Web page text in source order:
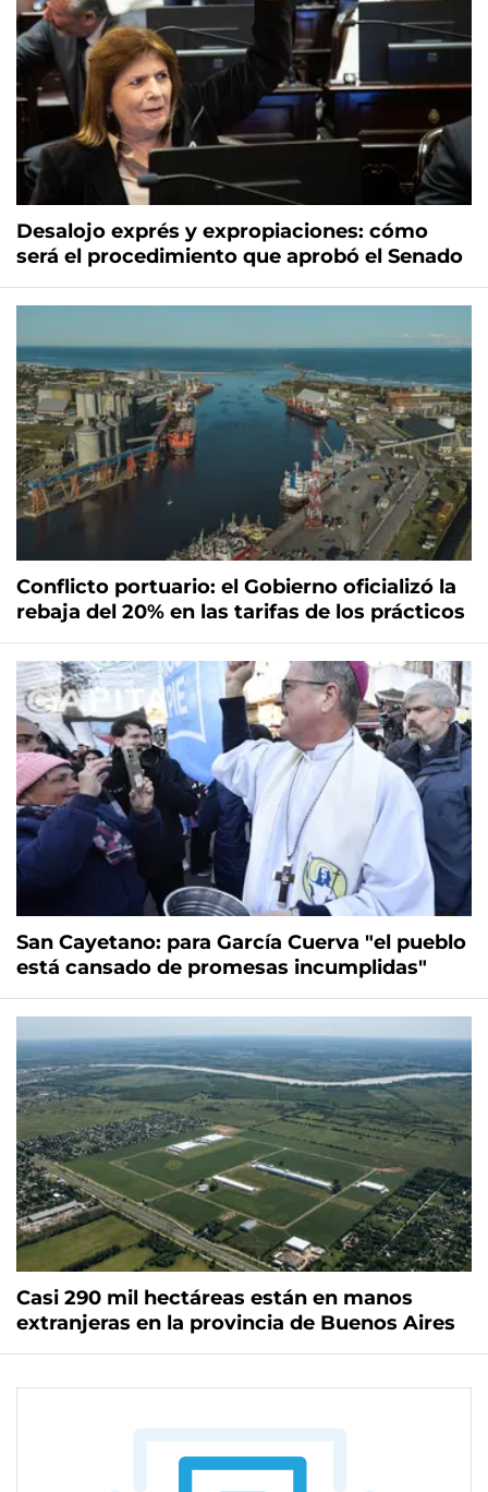
Desalojo exprés y expropiaciones: cómo
será el procedimiento que aprobó el Senado
Conflicto portuario: el Gobierno oficializó la
rebaja del 20% en las tarifas de los prácticos
San Cayetano: para García Cuerva "el pueblo
está cansado de promesas incumplidas"
Casi 290 mil hectáreas están en manos
extranjeras en la provincia de Buenos Aires